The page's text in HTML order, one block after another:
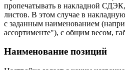
пропечатывать в накладной СДЭК,
листов. В этом случае в
с заданным наименованием
ассортименте"), с общим весом,
Наименование позиций